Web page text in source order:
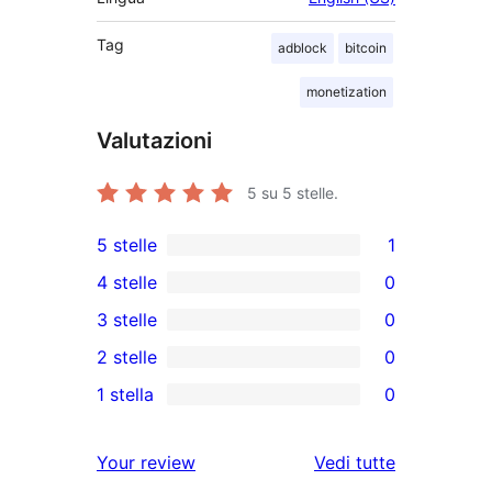
Tag adblock bitcoin
monetization
Valutazioni
5 su 5 stelle.
1
5-
recensioni
a
stelle
5 stelle 1
recensioni
a
4-
4 stelle 0
0
recensioni
a
stelle
3 stelle 0
recensioni
2-
2 stelle 0
a
1 stella 0
Your review Vedi tuttele